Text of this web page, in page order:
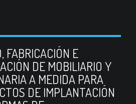
FABRICACIÓN E
DE MOBILIARIO Y
A MEDIDA PARA
DE IMPLANTACIÓN